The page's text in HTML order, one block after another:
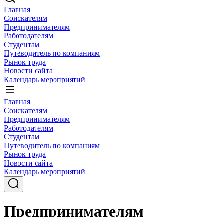
Главная
Соискателям
Предпринимателям
Работодателям
Студентам
Путеводитель по компаниям
Рынок труда
Новости сайта
Календарь мероприятий
Главная
Соискателям
Предпринимателям
Работодателям
Студентам
Путеводитель по компаниям
Рынок труда
Новости сайта
Календарь мероприятий
Предпринимателям